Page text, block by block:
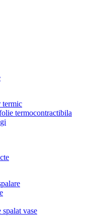
termic
termocontractibila
vase